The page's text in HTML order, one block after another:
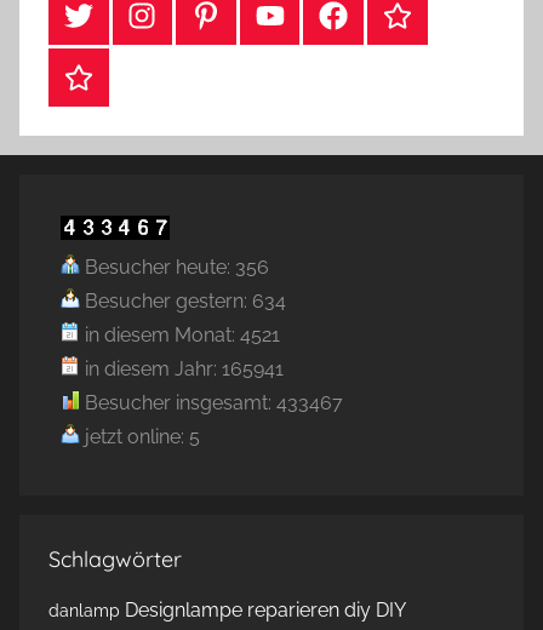
Twitter InstragramPinterestYouTubeFacebookTikTok
Webshop
Besucher heute: 356
Besucher gestern: 634
in diesem Monat: 4521
in diesem Jahr: 165941
Besucher insgesamt: 433467
jetzt online: 5
Schlagwörter
danlamp Designlampe reparieren diy DIY